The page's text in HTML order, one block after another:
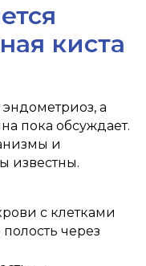
киста
а
пока обсуждает.
и
известны.
с клетками
через